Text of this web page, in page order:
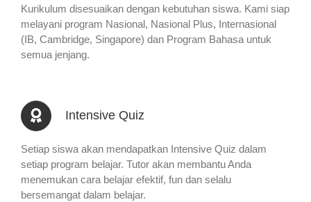
Kurikulum disesuaikan dengan kebutuhan siswa. Kami siap
melayani program Nasional, Nasional Plus, Internasional
(IB, Cambridge, Singapore) dan Program Bahasa untuk
semua jenjang.
Intensive Quiz
Setiap siswa akan mendapatkan Intensive Quiz dalam
setiap program belajar. Tutor akan membantu Anda
menemukan cara belajar efektif, fun dan selalu
bersemangat dalam belajar.